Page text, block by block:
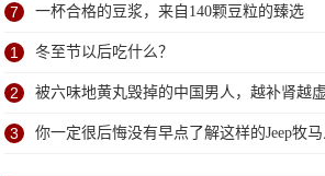
7 一杯合格的豆浆，来自140颗豆粒的臻选
1 冬至节以后吃什么？
2 被六味地黄丸毁掉的中国男人，越补肾越
3 你一定很后悔没有早点了解这样的Jeep牧马